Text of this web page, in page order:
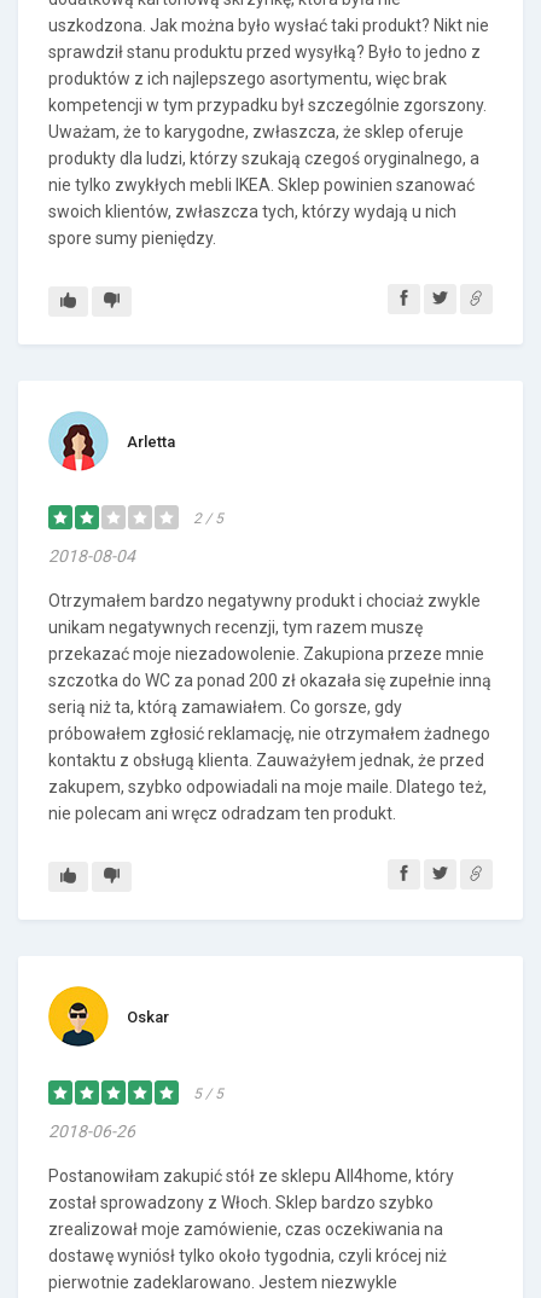
uszkodzona. Jak można było wysłać taki produkt? Nikt nie
sprawdził stanu produktu przed wysyłką? Było to jedno z
produktów z ich najlepszego asortymentu, więc brak
kompetencji w tym przypadku był szczególnie zgorszony.
Uważam, że to karygodne, zwłaszcza, że sklep oferuje
produkty dla ludzi, którzy szukają czegoś oryginalnego, a
nie tylko zwykłych mebli IKEA. Sklep powinien szanować
swoich klientów, zwłaszcza tych, którzy wydają u nich
spore sumy pieniędzy.
Arletta
2 / 5
2018-08-04
Otrzymałem bardzo negatywny produkt i chociaż zwykle
unikam negatywnych recenzji, tym razem muszę
przekazać moje niezadowolenie. Zakupiona przeze mnie
szczotka do WC za ponad 200 zł okazała się zupełnie inną
serią niż ta, którą zamawiałem. Co gorsze, gdy
próbowałem zgłosić reklamację, nie otrzymałem żadnego
kontaktu z obsługą klienta. Zauważyłem jednak, że przed
zakupem, szybko odpowiadali na moje maile. Dlatego też,
nie polecam ani wręcz odradzam ten produkt.
Oskar
5 / 5
2018-06-26
Postanowiłam zakupić stół ze sklepu All4home, który
został sprowadzony z Włoch. Sklep bardzo szybko
zrealizował moje zamówienie, czas oczekiwania na
dostawę wyniósł tylko około tygodnia, czyli krócej niż
pierwotnie zadeklarowano. Jestem niezwykle